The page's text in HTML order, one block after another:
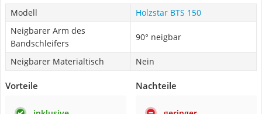
Modell
Holzstar BTS 150
Neigbarer Arm des
Bandschleifers
90° neigbar
Neigbarer Materialtisch Nein
Vorteile Nachteile